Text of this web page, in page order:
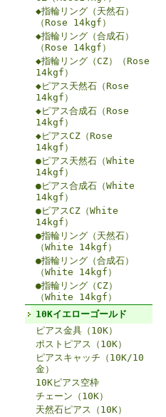
◆指輪リング（天然石）
（Rose 14kgf）
◆指輪リング（合成石）
（Rose 14kgf）
◆指輪リング（CZ）（Rose
14kgf）
◆ピアス天然石（Rose
14kgf）
◆ピアス合成石（Rose
14kgf）
◆ピアスCZ（Rose
14kgf）
●ピアス天然石（White
14kgf）
●ピアス合成石（White
14kgf）
●ピアスCZ（White
14kgf）
●指輪リング（天然石）
（White 14kgf）
●指輪リング（合成石）
（White 14kgf）
●指輪リング（CZ）
（White 14kgf）
10Kイエローゴールド
ピアス金具（10K）
ポストピアス（10K）
ピアスキャッチ（10K/10
金）
10Kピアス空枠
チェーン（10K）
天然石ピアス（10K）